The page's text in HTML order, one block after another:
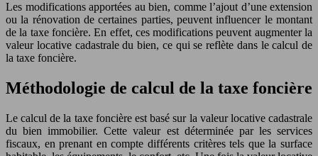
Les modifications apportées au bien, comme l’ajout d’une extension
ou la rénovation de certaines parties, peuvent influencer le montant
de la taxe foncière. En effet, ces modifications peuvent augmenter la
valeur locative cadastrale du bien, ce qui se reflète dans le calcul de
la taxe foncière.
Méthodologie de calcul de la taxe foncière
Le calcul de la taxe foncière est basé sur la valeur locative cadastrale
du bien immobilier. Cette valeur est déterminée par les services
fiscaux, en prenant en compte différents critères tels que la surface